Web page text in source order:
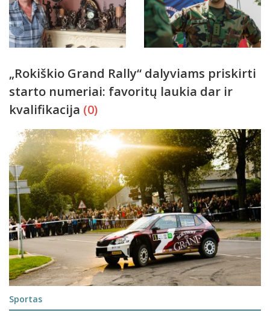
„Rokiškio Grand Rally“ dalyviams priskirti
starto numeriai: favoritų laukia dar ir
kvalifikacija (0)
Sportas